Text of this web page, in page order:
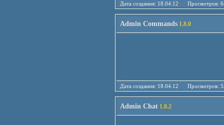
Дата создания: 18.04.12
Admin Commands 1.8.0
Дата создания: 18.04.12
Admin Chat 1.8.2